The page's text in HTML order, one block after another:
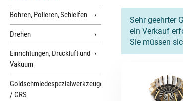
Bohren, Polieren, Schleifen
Drehen
Einrichtungen, Druckluft und
Vakuum
Goldschmiedespezialwerkzeuge
/ GRS
Sehr geehrter
ein Verkauf
Sie müssen